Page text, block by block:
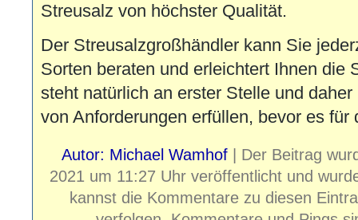
Streusalz von höchster Qualität.
Der Streusalzgroßhändler kann Sie
Sorten beraten und erleichtert Ihnen die
steht natürlich an erster Stelle und
von Anforderungen erfüllen, bevor es
Autor: Michael Wamhof| Der Beitrag
2021 um 11:27 Uhr veröffentlicht und
kannst die Kommentare zu diesen